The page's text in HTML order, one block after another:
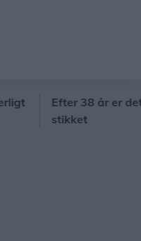
Efter 38 år er det slut: